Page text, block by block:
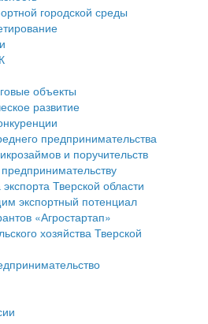
Тверской области
муниципального округа
территориями
граждан
регламентов
ранее учтенных
субъектов малого и
субъектов малого и
городской среды
объекты
развитие
предпринимательства
и поручительств
Тверской области
экспортный потенциал
«Агростартап»
хозяйства Тверской